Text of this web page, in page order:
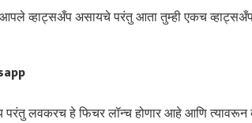
आपले व्हाट्सअँप असायचे परंतु आता तुम्ही एकच
परंतु लवकरच हे फिचर लॉन्च होणार आहे आणि